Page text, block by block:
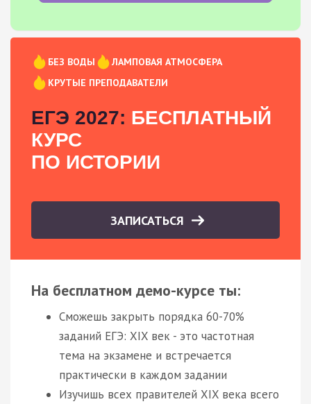
БЕЗ ВОДЫ
ЛАМПОВАЯ АТМОСФЕРА
КРУТЫЕ ПРЕПОДАВАТЕЛИ
ЕГЭ 2027: БЕСПЛАТНЫЙ
КУРС
ПО ИСТОРИИ
ЗАПИСАТЬСЯ
На бесплатном демо-курсе ты:
Сможешь закрыть порядка 60-70%
заданий ЕГЭ: XIX век - это частотная
тема на экзамене и встречается
практически в каждом задании
Изучишь всех правителей XIX века всего